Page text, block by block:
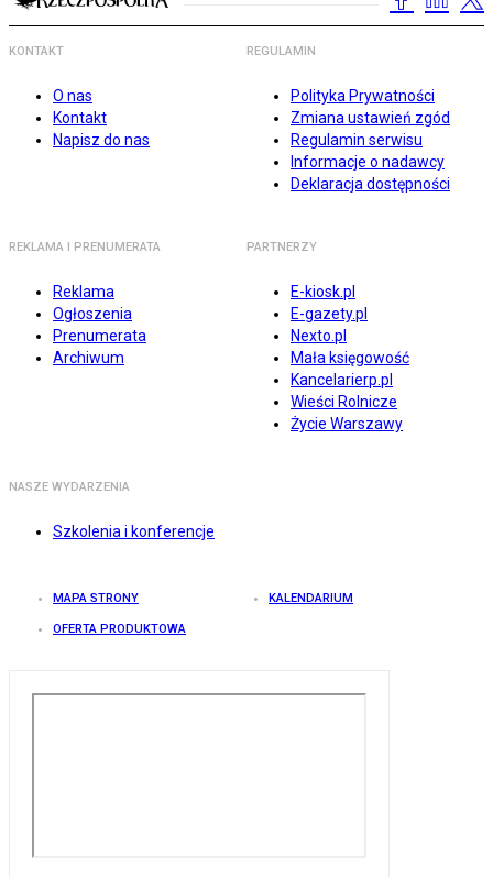
KONTAKT
O nas
Kontakt
Napisz do nas
REGULAMIN
Polityka Prywatności
Zmiana ustawień zgód
Regulamin serwisu
Informacje o nadawcy
Deklaracja dostępności
REKLAMA I PRENUMERATA
Reklama
Ogłoszenia
Prenumerata
Archiwum
PARTNERZY
E-kiosk.pl
E-gazety.pl
Nexto.pl
Mała księgowość
Kancelarierp.pl
Wieści Rolnicze
Życie Warszawy
NASZE WYDARZENIA
Szkolenia i konferencje
MAPA STRONY KALENDARIUM
OFERTA PRODUKTOWA